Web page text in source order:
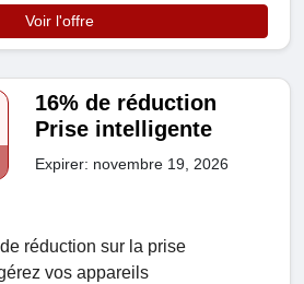
Voir l'offre
16% de réduction
Prise intelligente
Expirer: novembre 19, 2026
réduction sur la prise
vos appareils